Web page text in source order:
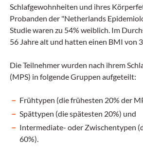
Schlafgewohnheiten und ihres
Probanden der "Netherlands
Studie waren zu 54% weiblich. Im
56 Jahre alt und hatten einen BMI von
Die Teilnehmer wurden nach ihrem
(MPS) in folgende Gruppen aufgeteilt:
Frühtypen (die frühesten 20% der
Spättypen (die spätesten 20%) und
Intermediate- oder Zwischentypen
60%).